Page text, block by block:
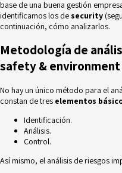
base de una buena gestión
identificamos los de security
continuación, cómo analizarlos.
Metodología de
safety & environment
No hay un único método para el
constan de tres elementos
Identificación.
Análisis.
Control.
Así mismo, el análisis de riesgos